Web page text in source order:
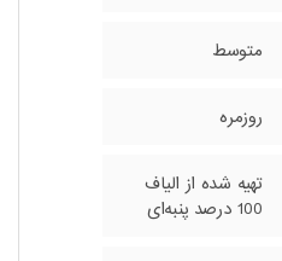
متوسط
روزمره
تهیه شده از الیاف
100 درصد پنبه‌ای